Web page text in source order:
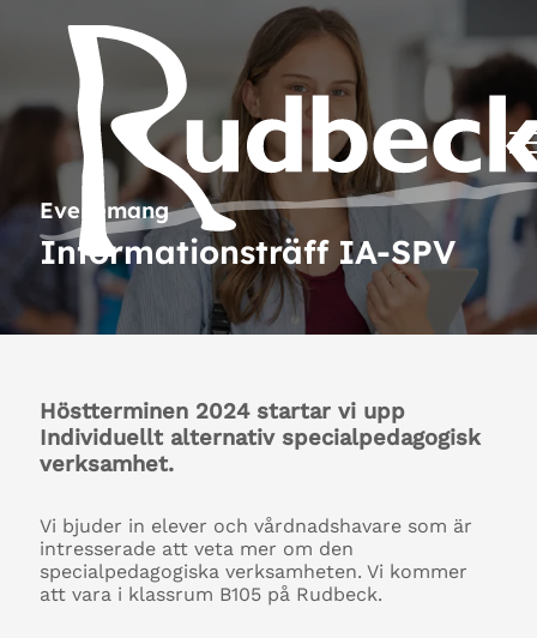
Evenemang
Informationsträff IA-SPV
Höstterminen 2024 startar vi upp
Individuellt alternativ specialpedagogisk
verksamhet.
Vi bjuder in elever och vårdnadshavare som är
intresserade att veta mer om den
specialpedagogiska verksamheten. Vi kommer
att vara i klassrum B105 på Rudbeck.